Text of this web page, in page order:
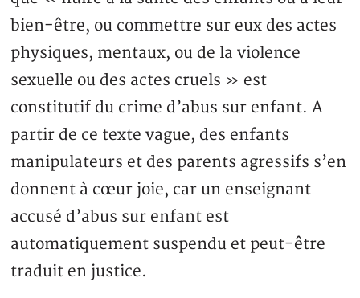
bien-être, ou commettre sur eux des actes
physiques, mentaux, ou de la violence
sexuelle ou des actes cruels » est
constitutif du crime d’abus sur enfant. A
partir de ce texte vague, des enfants
manipulateurs et des parents agressifs s’en
donnent à cœur joie, car un enseignant
accusé d’abus sur enfant est
automatiquement suspendu et peut-être
traduit en justice.